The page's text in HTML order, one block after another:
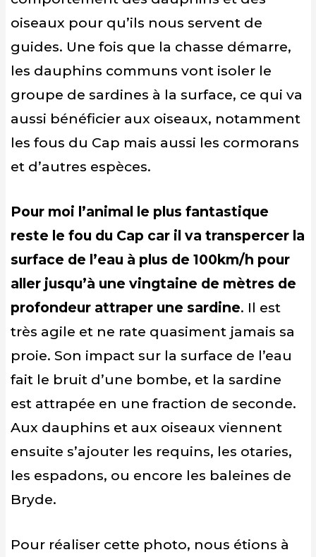
oiseaux pour qu’ils nous servent de
guides. Une fois que la chasse démarre,
les dauphins communs vont isoler le
groupe de sardines à la surface, ce qui va
aussi bénéficier aux oiseaux, notamment
les fous du Cap mais aussi les cormorans
et d’autres espèces.
Pour moi l’animal le plus fantastique
reste le fou du Cap car il va transpercer la
surface de l’eau à plus de 100km/h pour
aller jusqu’à une vingtaine de mètres de
profondeur attraper une sardine. Il est
très agile et ne rate quasiment jamais sa
proie. Son impact sur la surface de l’eau
fait le bruit d’une bombe, et la sardine
est attrapée en une fraction de seconde.
Aux dauphins et aux oiseaux viennent
ensuite s’ajouter les requins, les otaries,
les espadons, ou encore les baleines de
Bryde.
Pour réaliser cette photo, nous étions à